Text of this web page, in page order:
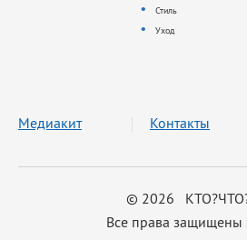
Стиль
Уход
© 2026
Все права защищены
Медиакит Контакты